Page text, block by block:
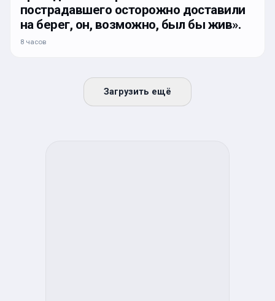
пострадавшего осторожно доставили
на берег, он, возможно, был бы жив».
8 часов
Загрузить ещё